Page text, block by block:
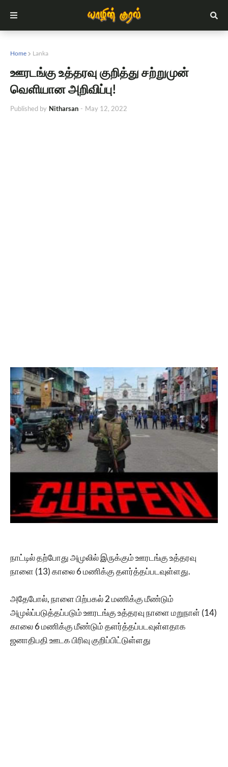
Home Lanka
ஊரடங்கு உத்தரவு குறித்து சற்றுமுன்
வௌியான அறிவிப்பு!
Published by Nitharsan - May 12, 2022
நாட்டில் தற்போது அமுலில் இருக்கும் ஊரடங்கு உத்தரவு
நாளை (13) காலை 6 மணிக்கு தளர்த்தப்படவுள்ளது.
அதேபோல், நாளை பிற்பகல் 2 மணிக்கு மீண்டும்
அமுல்ப்படுத்தப்படும் ஊரடங்கு உத்தரவு நாளை மறுநாள் (14)
காலை 6 மணிக்கு மீண்டும் தளர்த்தப்படவுள்ளதாக
ஜனாதிபதி ஊடக பிரிவு குறிப்பிட்டுள்ளது